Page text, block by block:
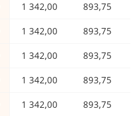
1 342,00 893,75
1 342,00 893,75
1 342,00 893,75
1 342,00 893,75
1 342,00 893,75